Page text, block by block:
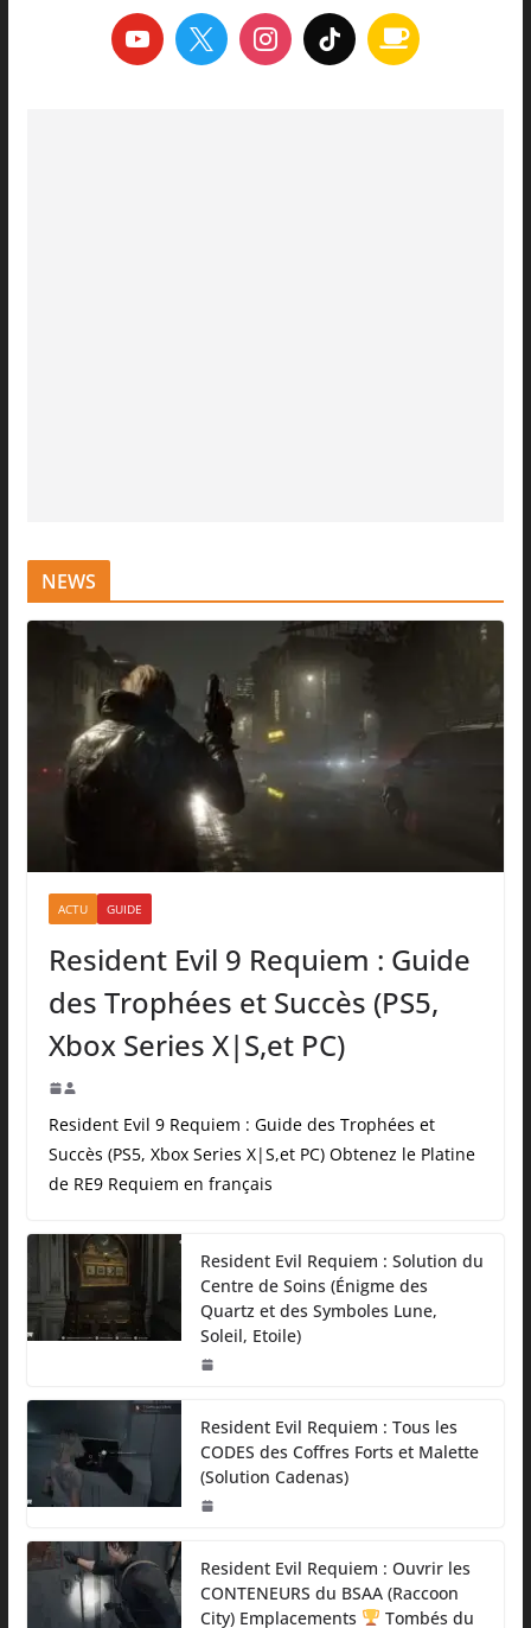
NEWS
ACTU GUIDE
Resident Evil 9 Requiem : Guide
des Trophées et Succès (PS5,
Xbox Series X|S,et PC)
Resident Evil 9 Requiem : Guide des Trophées et
Succès (PS5, Xbox Series X|S,et PC) Obtenez le Platine
de RE9 Requiem en français
Resident Evil Requiem : Solution du
Centre de Soins (Énigme des
Quartz et des Symboles Lune,
Soleil, Etoile)
Resident Evil Requiem : Tous les
CODES des Coffres Forts et Malette
(Solution Cadenas)
Resident Evil Requiem : Ouvrir les
CONTENEURS du BSAA (Raccoon
City) Emplacements
Tombés du